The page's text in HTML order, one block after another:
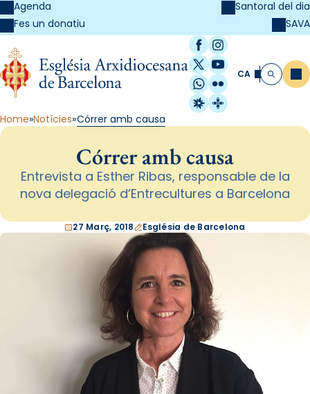
Agenda
Fes un donatiu
Santoral del dia
SAVA
Facebook
Instagram
X / Twitter
YouTube
WhatsApp
Flickr
Radio Estel
Catalunya
CA Cerca
Home Notícies Córrer amb causa
Córrer amb causa
Entrevista a Esther Ribas, responsable de la
nova delegació d’Entrecultures a Barcelona
27 Març, 2018 Església de Barcelona